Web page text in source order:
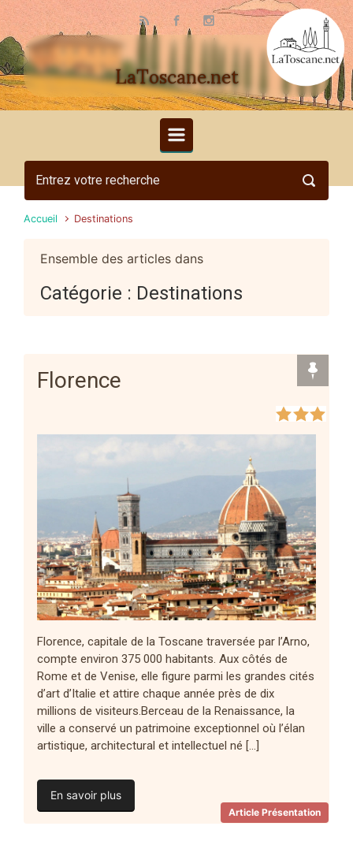
Skip to main content
LaToscane.net
Accueil Destinations
Ensemble des articles dans
Catégorie : Destinations
Article Présentation
Florence
Florence, capitale de la Toscane traversée par l’Arno,
compte environ 375 000 habitants. Aux côtés de
Rome et de Venise, elle figure parmi les grandes cités
d’art d’Italie et attire chaque année près de dix
millions de visiteurs.Berceau de la Renaissance, la
ville a conservé un patrimoine exceptionnel où l’élan
artistique, architectural et intellectuel né […]
En savoir plus